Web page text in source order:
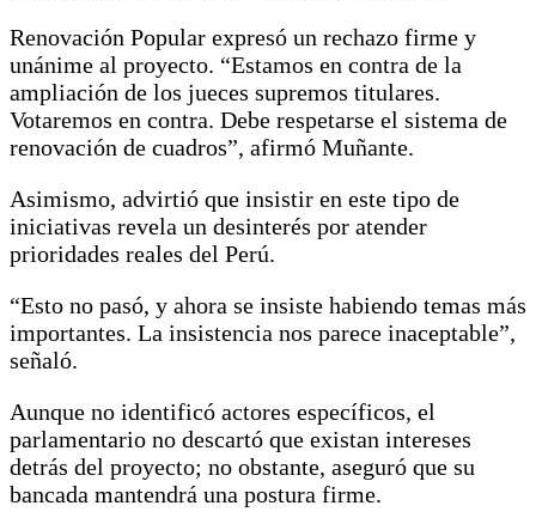
Renovación Popular expresó un rechazo firme y
unánime al proyecto. “Estamos en contra de la
ampliación de los jueces supremos titulares.
Votaremos en contra. Debe respetarse el sistema de
renovación de cuadros”, afirmó Muñante.
Asimismo, advirtió que insistir en este tipo de
iniciativas revela un desinterés por atender
prioridades reales del Perú.
“Esto no pasó, y ahora se insiste habiendo temas más
importantes. La insistencia nos parece inaceptable”,
señaló.
Aunque no identificó actores específicos, el
parlamentario no descartó que existan intereses
detrás del proyecto; no obstante, aseguró que su
bancada mantendrá una postura firme.